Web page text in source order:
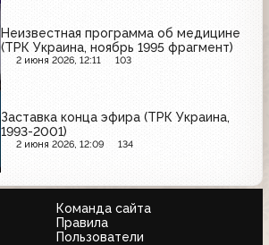
Неизвестная программа об медицине
(ТРК Украина, ноябрь 1995 фрагмент)
2 июня 2026, 12:11 103
Заставка конца эфира (ТРК Украина,
1993-2001)
2 июня 2026, 12:09 134
Команда сайта
Правила
Пользователи